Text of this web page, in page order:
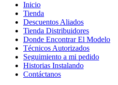
Inicio
Tienda
Descuentos Aliados
Tienda Distribuidores
Donde Encontrar El Modelo
Técnicos Autorizados
Seguimiento a mi pedido
Historias Instalando
Contáctanos